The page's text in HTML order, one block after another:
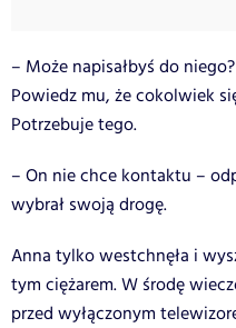
– Może napisałbyś do
Powiedz mu, że cokolwiek
Potrzebuje tego.
– On nie chce kontaktu –
wybrał swoją drogę.
Anna tylko westchnęła i
tym ciężarem. W środę
przed wyłączonym